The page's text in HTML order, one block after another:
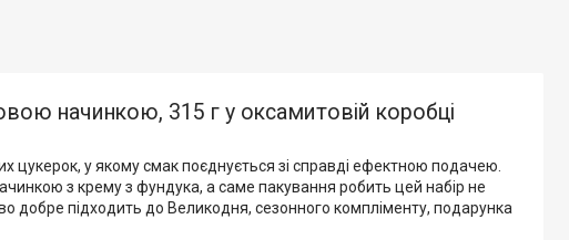
начинкою, 315 г у оксамитовій коробці
цукерок, у якому смак поєднується зі справді ефектною подачею.
з крему з фундука, а саме пакування робить цей набір не
підходить до Великодня, сезонного компліменту, подарунка